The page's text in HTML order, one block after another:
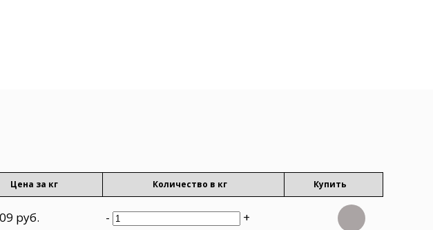
Цена за кг Количество в кг Купить
руб. - +